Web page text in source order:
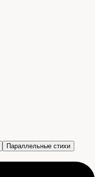
Параллельные стихи